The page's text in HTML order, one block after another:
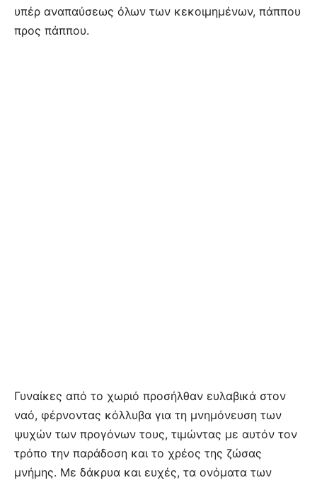
υπέρ αναπαύσεως όλων των κεκοιμημένων, πάππου
προς πάππου.
Γυναίκες από το χωριό προσήλθαν ευλαβικά στον
ναό, φέρνοντας κόλλυβα για τη μνημόνευση των
ψυχών των προγόνων τους, τιμώντας με αυτόν τον
τρόπο την παράδοση και το χρέος της ζώσας
μνήμης. Με δάκρυα και ευχές, τα ονόματα των